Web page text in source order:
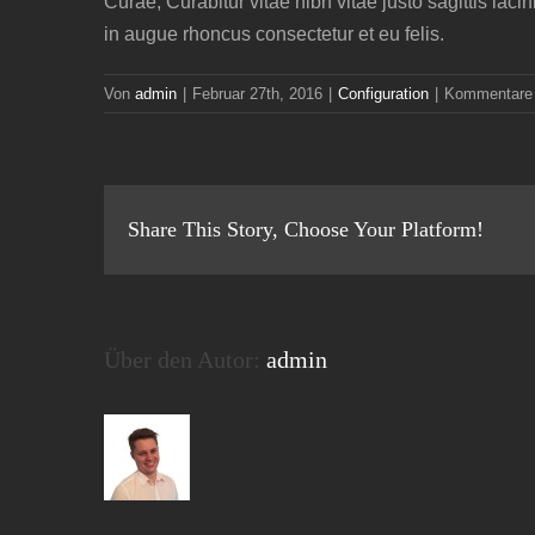
in augue rhoncus consectetur et eu felis.
Von admin | Februar 27th, 2016 | Configuration |
Share This Story, Choose Your Platform!
Über den Autor: admin